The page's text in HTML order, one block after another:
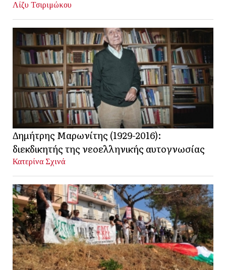
Λίζυ Τσιριμώκου
Δημήτρης Μαρωνίτης (1929-2016):
διεκδικητής της νεοελληνικής αυτογνωσίας
Κατερίνα Σχινά